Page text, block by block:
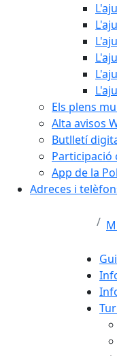
Els plens
Alta avisos
Butlletí
Participació
App de la
Adreces i